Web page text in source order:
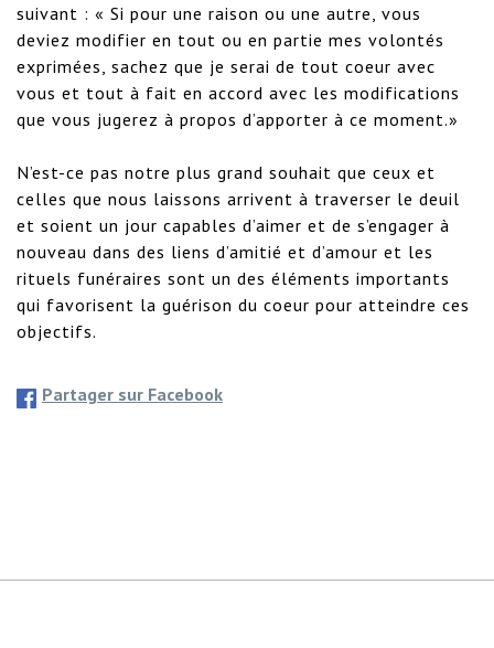
suivant : « Si pour une raison ou une autre, vous
deviez modifier en tout ou en partie mes volontés
exprimées, sachez que je serai de tout coeur avec
vous et tout à fait en accord avec les modifications
que vous jugerez à propos d’apporter à ce moment.»
N’est-ce pas notre plus grand souhait que ceux et
celles que nous laissons arrivent à traverser le deuil
et soient un jour capables d’aimer et de s’engager à
nouveau dans des liens d’amitié et d’amour et les
rituels funéraires sont un des éléments importants
qui favorisent la guérison du coeur pour atteindre ces
objectifs.
Partager sur Facebook